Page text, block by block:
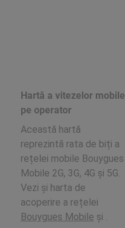
Hartă a vitezelor mobile
pe operator
Această hartă
reprezintă rata de biți a
rețelei mobile Bouygues
Mobile 2G, 3G, 4G și 5G.
Vezi și harta de
acoperire a rețelei
Bouygues Mobile și .